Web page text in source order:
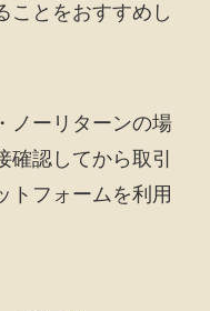
ことをおすすめし
ノーリターンの場
認してから取引
トフォームを利用